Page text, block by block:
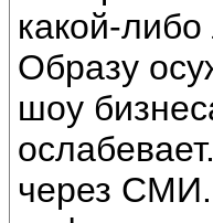
какой-
Образу
шоу
через СМИ.